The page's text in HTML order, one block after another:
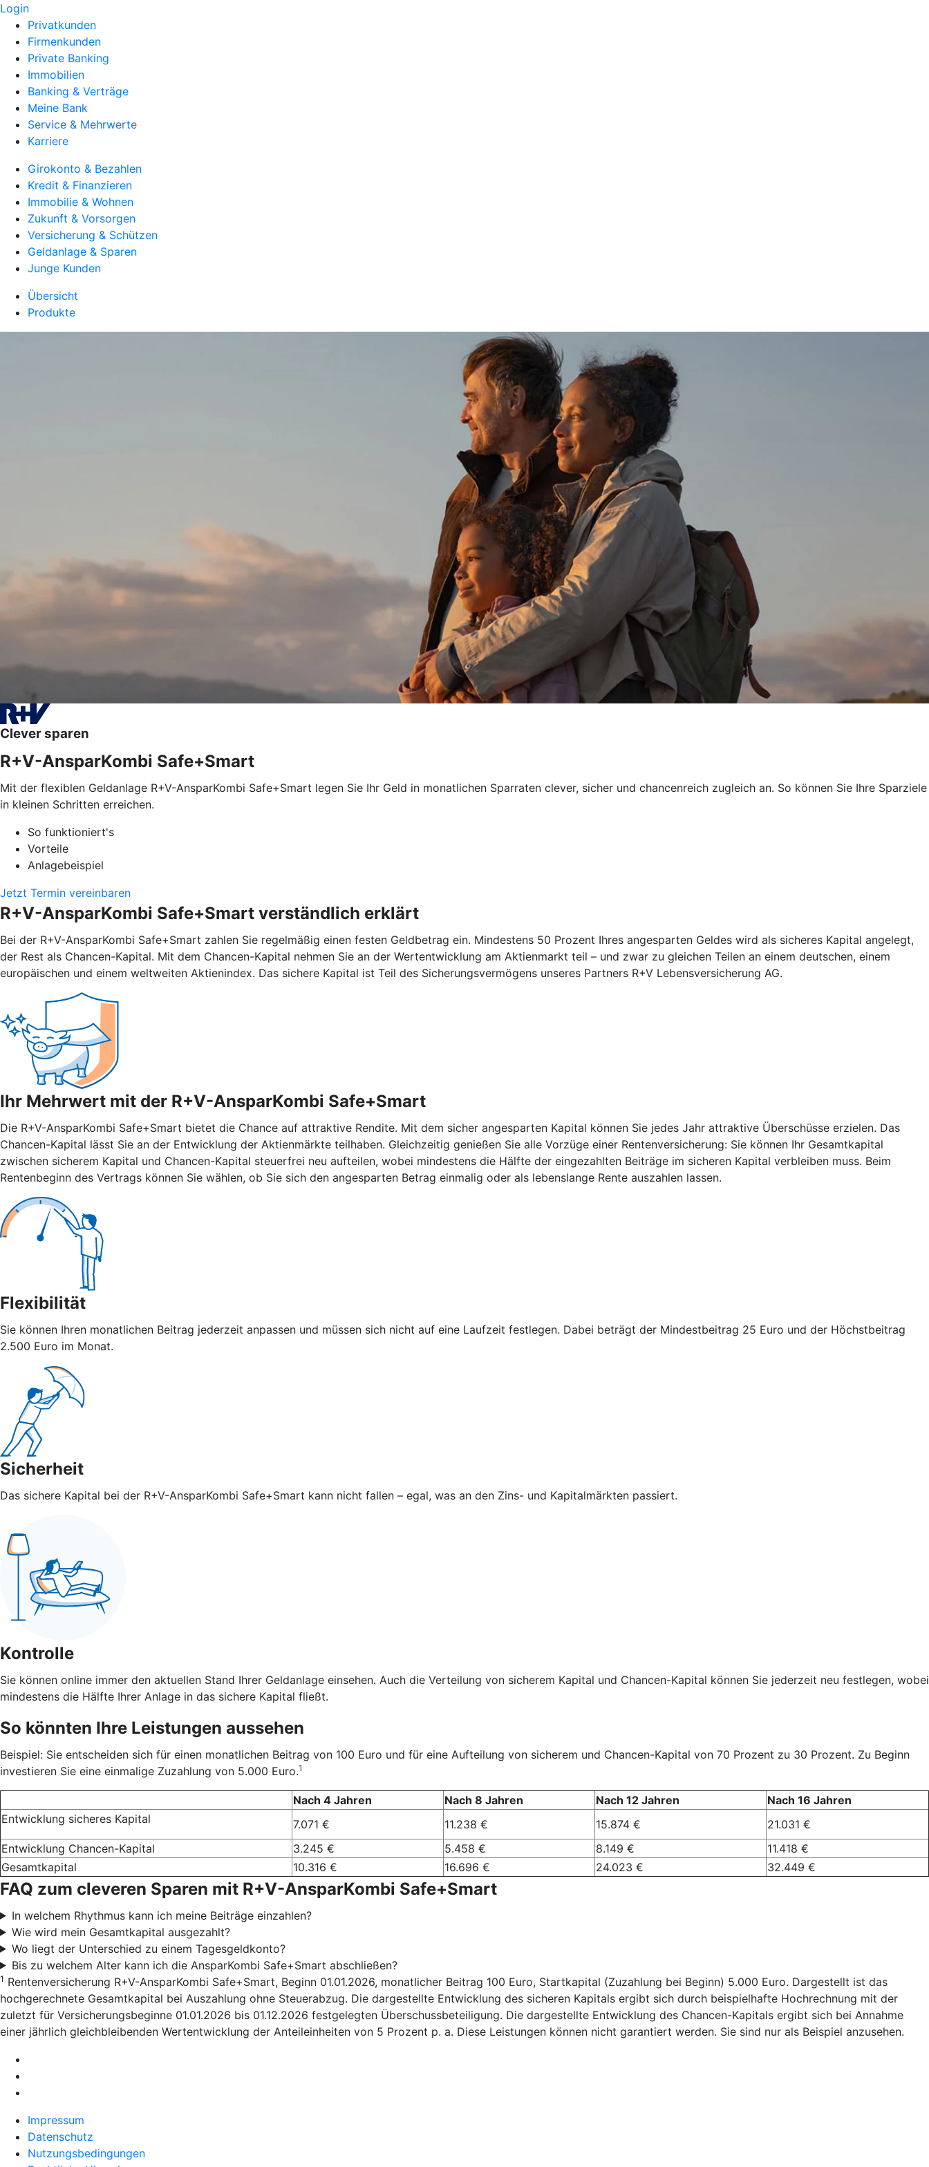
Login
Privatkunden
Firmenkunden
Private Banking
Immobilien
Banking & Verträge
Meine Bank
Service & Mehrwerte
Karriere
Girokonto & Bezahlen
Kredit & Finanzieren
Immobilie & Wohnen
Zukunft & Vorsorgen
Versicherung & Schützen
Geldanlage & Sparen
Junge Kunden
Übersicht
Produkte
Clever sparen
R+V-AnsparKombi Safe+Smart
Mit der flexiblen Geldanlage R+V-AnsparKombi Safe+Smart legen Sie Ihr Geld in monatlichen Sparraten clever, sicher und chancenreich zugleich an. So können Sie Ihre Sparziele
in kleinen Schritten erreichen.
So funktioniert's
Vorteile
Anlagebeispiel
Jetzt Termin vereinbaren
R+V-AnsparKombi Safe+Smart verständlich erklärt
Bei der R+V-AnsparKombi Safe+Smart zahlen Sie regelmäßig einen festen Geldbetrag ein. Mindestens 50 Prozent Ihres angesparten Geldes wird als sicheres Kapital angelegt,
der Rest als Chancen-Kapital. Mit dem Chancen-Kapital nehmen Sie an der Wertentwicklung am Aktienmarkt teil – und zwar zu gleichen Teilen an einem deutschen, einem
europäischen und einem weltweiten Aktienindex. Das sichere Kapital ist Teil des Sicherungsvermögens unseres Partners R+V Lebensversicherung AG.
Ihr Mehrwert mit der R+V-AnsparKombi Safe+Smart
Die R+V-AnsparKombi Safe+Smart bietet die Chance auf attraktive Rendite. Mit dem sicher angesparten Kapital können Sie jedes Jahr attraktive Überschüsse erzielen. Das
Chancen-Kapital lässt Sie an der Entwicklung der Aktienmärkte teilhaben. Gleichzeitig genießen Sie alle Vorzüge einer Rentenversicherung: Sie können Ihr Gesamtkapital
zwischen sicherem Kapital und Chancen-Kapital steuerfrei neu aufteilen, wobei mindestens die Hälfte der eingezahlten Beiträge im sicheren Kapital verbleiben muss. Beim
Rentenbeginn des Vertrags können Sie wählen, ob Sie sich den angesparten Betrag einmalig oder als lebenslange Rente auszahlen lassen.
Flexibilität
Sie können Ihren monatlichen Beitrag jederzeit anpassen und müssen sich nicht auf eine Laufzeit festlegen. Dabei beträgt der Mindestbeitrag 25 Euro und der Höchstbeitrag
2.500 Euro im Monat.
Sicherheit
Das sichere Kapital bei der R+V-AnsparKombi Safe+Smart kann nicht fallen – egal, was an den Zins- und Kapitalmärkten passiert.
Kontrolle
Sie können online immer den aktuellen Stand Ihrer Geldanlage einsehen. Auch die Verteilung von sicherem Kapital und Chancen-Kapital können Sie jederzeit neu festlegen, wobei
mindestens die Hälfte Ihrer Anlage in das sichere Kapital fließt.
So könnten Ihre Leistungen aussehen
Beispiel: Sie entscheiden sich für einen monatlichen Beitrag von 100 Euro und für eine Aufteilung von sicherem und Chancen-Kapital von 70 Prozent zu 30 Prozent. Zu Beginn
investieren Sie eine einmalige Zuzahlung von 5.000 Euro.1
Nach 4 Jahren Nach 8 Jahren Nach 12 Jahren
Nach 16 Jahren
Entwicklung sicheres Kapital
7.071 € 11.238 € 15.874 €
21.031 €
Entwicklung Chancen-Kapital
3.245 € 5.458 € 8.149 €
11.418 €
Gesamtkapital
10.316 € 16.696 € 24.023 € 32.449 €
FAQ zum cleveren Sparen mit R+V-AnsparKombi Safe+Smart
In welchem Rhythmus kann ich meine Beiträge einzahlen?
Wie wird mein Gesamtkapital ausgezahlt?
Wo liegt der Unterschied zu einem Tagesgeldkonto?
Bis zu welchem Alter kann ich die AnsparKombi Safe+Smart abschließen?
1 Rentenversicherung R+V-AnsparKombi Safe+Smart, Beginn 01.01.2026, monatlicher Beitrag 100 Euro, Startkapital (Zuzahlung bei Beginn) 5.000 Euro. Dargestellt ist das
hochgerechnete Gesamtkapital bei Auszahlung ohne Steuerabzug. Die dargestellte Entwicklung des sicheren Kapitals ergibt sich durch beispielhafte Hochrechnung mit der
zuletzt für Versicherungsbeginne 01.01.2026 bis 01.12.2026 festgelegten Überschussbeteiligung. Die dargestellte Entwicklung des Chancen-Kapitals ergibt sich bei Annahme
einer jährlich gleichbleibenden Wertentwicklung der Anteileinheiten von 5 Prozent p. a. Diese Leistungen können nicht garantiert werden. Sie sind nur als Beispiel anzusehen.
Impressum
Datenschutz
Nutzungsbedingungen